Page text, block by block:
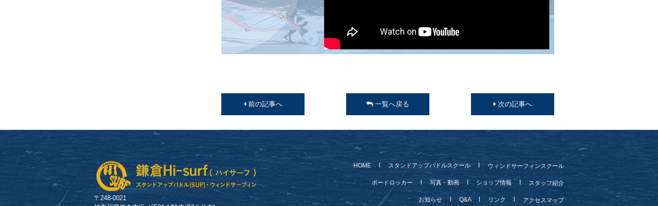
前の記事へ 一覧へ戻る 次の記事へ
〒248-0021
HOME スタンドアップパドルスクール ウィンドサーフィンスクール
ボードロッカー 写真・動画 ショップ情報 スタッフ紹介
お知らせ Q&A リンク アクセスマップ